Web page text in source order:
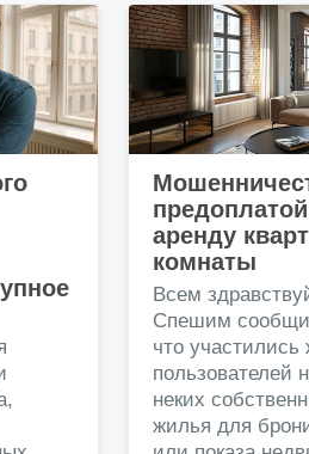
аренду
комнаты
Всем
Спешим
что
пользователей
неких
жилья для